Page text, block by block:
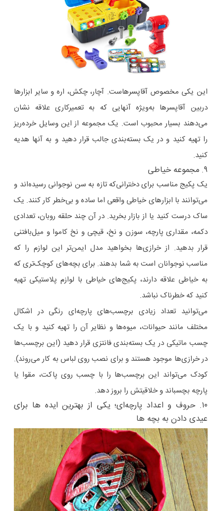
این یکی مخصوص آقاپسرهاست. آچار، چکش، اره و سایر ابزارها
دربین آقاپسرها به‌ویژه آنهایی که به تعمیرکاری علاقه نشان
می‌دهند بسیار محبوب است. یک مجموعه از این وسایل خرده‌ریز
را تهیه کنید و در یک بسته‌بندی جالب قرار دهید و به آنها هدیه
کنید.
۹. مجموعه خیاطی
یک پکیج مناسب برای دخترانی‌که تازه به‌ سن نوجوانی رسیده‌اند و
می‌توانند با ابزارهای خیاطی واقعی اما ساده و بی‌خطر کار کنند. یک
ساک درست کنید یا از بازار بخرید. در آن چند حلقه روبان، تعدادی
دکمه، مقداری پارچه، سوزن و نخ، قیچی و نخ کاموا و میل‌بافتنی
قرار بدهید. از خرازی‌ها بخواهید مدل ایمن‌تر این لوازم را که
مناسب نوجوانان است به شما بدهند. برای بچه‌های کوچک‌تری که
به خیاطی علاقه دارند، پکیج‌های خیاطی با لوازم پلاستیکی تهیه
کنید که خطرناک نباشد.
می‌توانید تعداد زیادی برچسب‌های پارچه‌ای رنگی در اشکال
مختلف مانند حیوانات، میوه‌ها و نظایر آن را تهیه کنید و با یک
چسب ماتیکی در یک بسته‌بندی فانتزی قرار دهید (این برچسب‌ها
در خرازی‌ها موجود هستند و برای نصب روی لباس به کار می‌روند).
کودک می‌تواند این برچسب‌ها را با چسب روی پاکت، مقوا یا
پارچه بچسباند و خلاقیتش را بروز دهد.
۱۰. حروف و اعداد پارچه‌ای؛ یکی از بهترین ایده ها برای
عیدی دادن به بچه ها